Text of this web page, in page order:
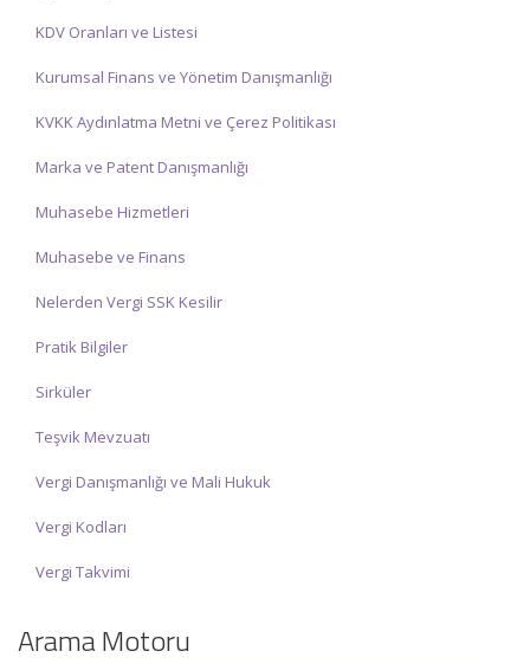
KDV Oranları ve Listesi
Kurumsal Finans ve Yönetim Danışmanlığı
KVKK Aydınlatma Metni ve Çerez Politikası
Marka ve Patent Danışmanlığı
Muhasebe Hizmetleri
Muhasebe ve Finans
Nelerden Vergi SSK Kesilir
Pratik Bilgiler
Sirküler
Teşvik Mevzuatı
Vergi Danışmanlığı ve Mali Hukuk
Vergi Kodları
Vergi Takvimi
Arama Motoru